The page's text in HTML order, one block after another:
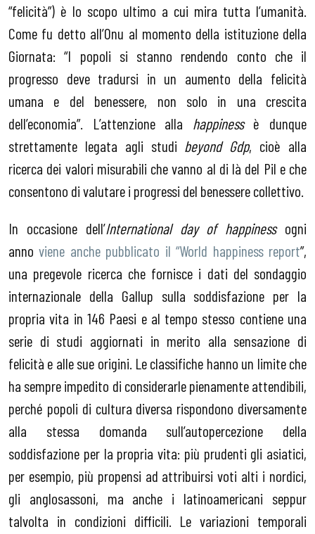
“felicità”) è lo scopo ultimo a cui mira tutta l’umanità.
Come fu detto all’Onu al momento della istituzione della
Giornata: “I popoli si stanno rendendo conto che il
progresso deve tradursi in un aumento della felicità
umana e del benessere, non solo in una crescita
dell’economia”. L’attenzione alla happiness è dunque
strettamente legata agli studi beyond Gdp, cioè alla
ricerca dei valori misurabili che vanno al di là del Pil e che
consentono di valutare i progressi del benessere collettivo.
In occasione dell’International day of happinessogni
annoviene anche pubblicato il “World happiness report”,
una pregevole ricerca che fornisce i dati del sondaggio
internazionale della Gallup sulla soddisfazione per la
propria vita in 146 Paesi e al tempo stesso contiene una
serie di studi aggiornati in merito alla sensazione di
felicità e alle sue origini. Le classifiche hanno un limite che
ha sempre impedito di considerarle pienamente attendibili,
perché popoli di cultura diversa rispondono diversamente
alla stessa domanda sull’autopercezione della
soddisfazione per la propria vita: più prudenti gli asiatici,
per esempio, più propensi ad attribuirsi voti alti i nordici,
gli anglosassoni, ma anche i latinoamericani seppur
talvolta in condizioni difficili. Le variazioni temporali